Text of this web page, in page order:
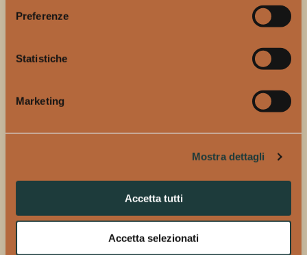
Preferenze
Statistiche
Marketing
Mostra dettagli
Accetta tutti
Accetta selezionati